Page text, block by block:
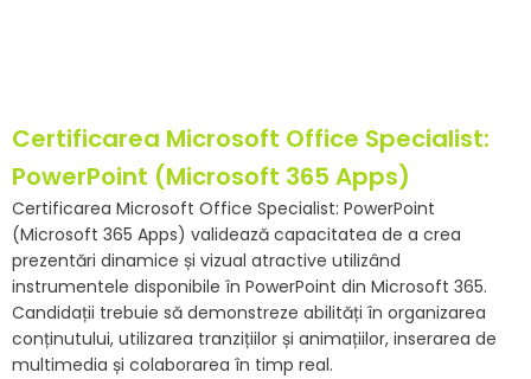
Certificarea Microsoft Office Specialist:
PowerPoint (Microsoft 365 Apps)
Certificarea Microsoft Office Specialist: PowerPoint
(Microsoft 365 Apps) validează capacitatea de a crea
prezentări dinamice și vizual atractive utilizând
instrumentele disponibile în PowerPoint din Microsoft 365.
Candidații trebuie să demonstreze abilități în organizarea
conținutului, utilizarea tranzițiilor și animațiilor, inserarea de
multimedia și colaborarea în timp real.